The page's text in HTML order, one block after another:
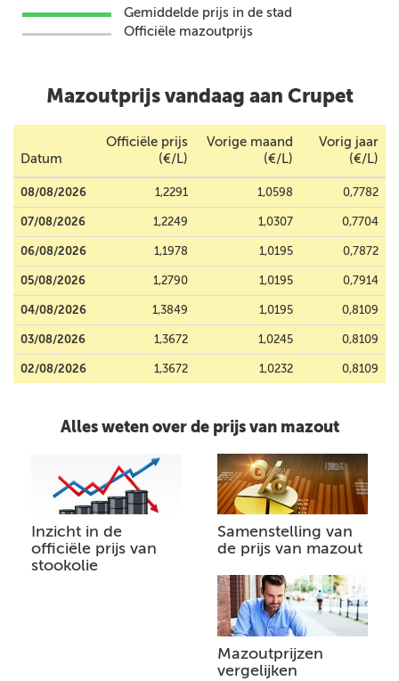
Gemiddelde prijs in de stad
Officiële mazoutprijs
Mazoutprijs vandaag aan Crupet
Datum
Officiële prijs
(€/L)
Vorige maand
(€/L)
Vorig jaar
(€/L)
08/08/2026 1,2291 1,0598 0,7782
07/08/2026 1,2249 1,0307 0,7704
06/08/2026 1,1978 1,0195 0,7872
05/08/2026 1,2790 1,0195 0,7914
04/08/2026 1,3849 1,0195 0,8109
03/08/2026 1,3672 1,0245 0,8109
02/08/2026 1,3672 1,0232 0,8109
Alles weten over de prijs van mazout
Inzicht in de
officiële prijs van
stookolie
Samenstelling van
de prijs van mazout
Mazoutprijzen
vergelijken